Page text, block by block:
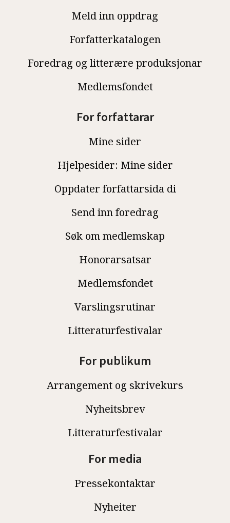
Meld inn oppdrag
Forfatterkatalogen
Foredrag og litterære produksjonar
Medlemsfondet
For forfattarar
Mine sider
Hjelpesider: Mine sider
Oppdater forfattarsida di
Send inn foredrag
Søk om medlemskap
Honorarsatsar
Medlemsfondet
Varslingsrutinar
Litteraturfestivalar
For publikum
Arrangement og skrivekurs
Nyheitsbrev
Litteraturfestivalar
For media
Pressekontaktar
Nyheiter